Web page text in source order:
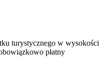
turystycznego w wysokości
płatny